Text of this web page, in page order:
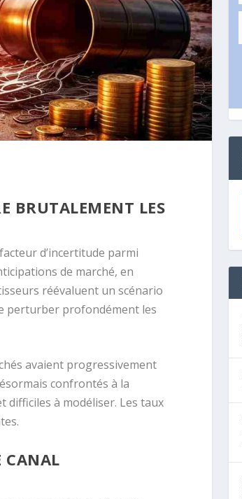
BRUTALEMENT LES
d’incertitude parmi
de marché, en
réévaluent un scénario
perturber profondément les
avaient progressivement
confrontés à la
difficiles à modéliser. Les taux
CANAL